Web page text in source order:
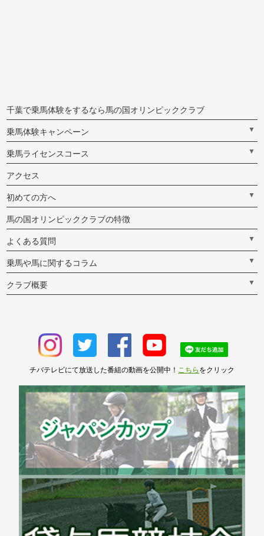
千葉で乗馬体験をするなら馬の国オリンピッククラブ
乗馬体験キャンペーン ▼
乗馬ライセンスコース ▼
アクセス
初めての方へ ▼
馬の国オリンピッククラブの特徴
よくある質問 ▼
乗馬や馬に関するコラム ▼
クラブ概要 ▼
チバテレビにて放送した番組の動画を公開中！ こちら をクリック